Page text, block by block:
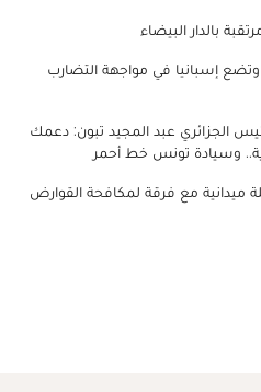
بالدار البيضاء
إسبانيا في مواجهة التضارب
الجزائري عبد المجيد تبون: دعمك
وسيادة تونس خط أحمر
مع فرقة لمكافحة القوارض